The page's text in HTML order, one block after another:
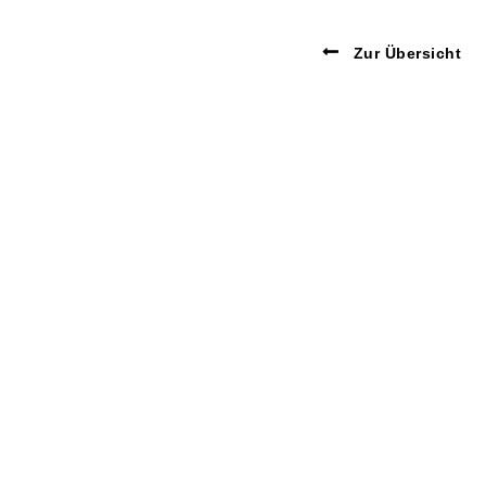
Zur Übersicht